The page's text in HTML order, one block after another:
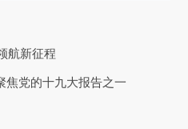
航新征程
党的十九大报告之一